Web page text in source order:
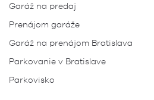
Garáž na predaj
Prenájom garáže
Garáž na prenájom Bratislava
Parkovanie v Bratislave
Parkovisko